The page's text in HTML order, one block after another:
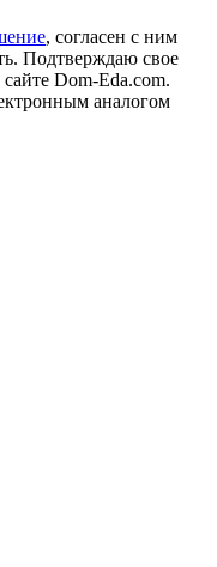
, согласен с ним
Подтверждаю свое
Dom-Eda.com.
аналогом